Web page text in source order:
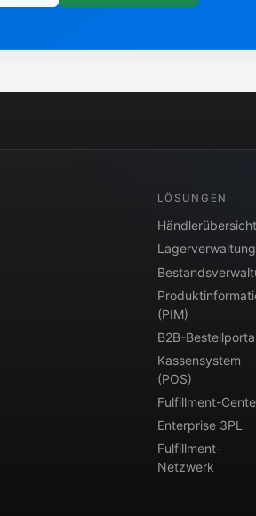
LÖSUNGEN
Händlerübersicht
Lagerverwaltung
(PIM)
B2B-
Kassensystem
(POS)
Fulfillment-
Enterprise 3PL
Fulfillment-
Netzwerk